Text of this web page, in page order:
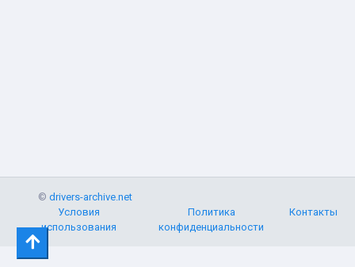
©drivers-archive.net
Условия
использования
Политика
конфиденциальности
Контакты